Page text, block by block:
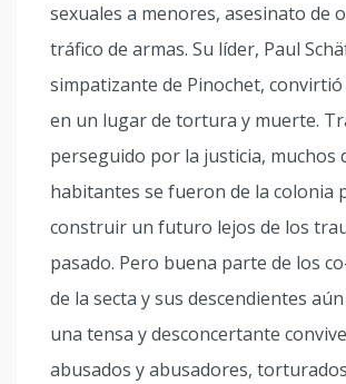
sexuales a menores, asesinato de
tráfico de armas. Su líder, Paul
simpatizante de Pinochet, convirtió
en un lugar de tortura y muerte.
perseguido por la justicia, muchos
habitantes se fueron de la colonia
construir un futuro lejos de los
pasado. Pero buena parte de los
de la secta y sus descendientes
una tensa y desconcertante
abusados y abusadores,